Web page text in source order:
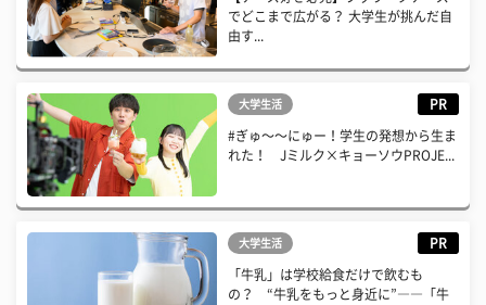
でどこまで広がる？ 大学生が挑んだ自
由す...
大学生活 PR
#ぎゅ〜〜にゅー！学生の発想から生ま
れた！ Jミルク×キョーソウPROJE...
大学生活 PR
「牛乳」は学校給食だけで飲むも
の？ “牛乳をもっと身近に”――「牛